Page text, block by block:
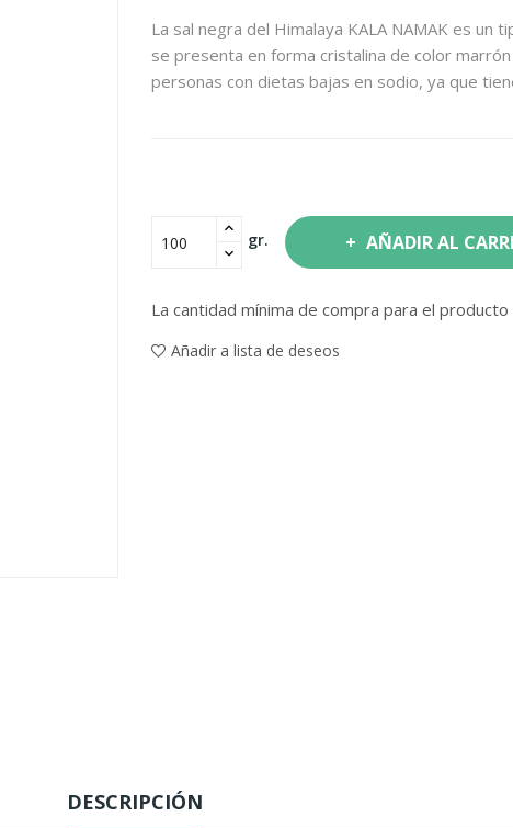
La sal negra del Himalaya KALA NAMAK es un
se presenta en forma cristalina de color
personas con dietas bajas en sodio, ya que
gr. AÑADIR AL
La cantidad mínima de compra para el
Añadir a lista de deseos
DESCRIPCIÓN